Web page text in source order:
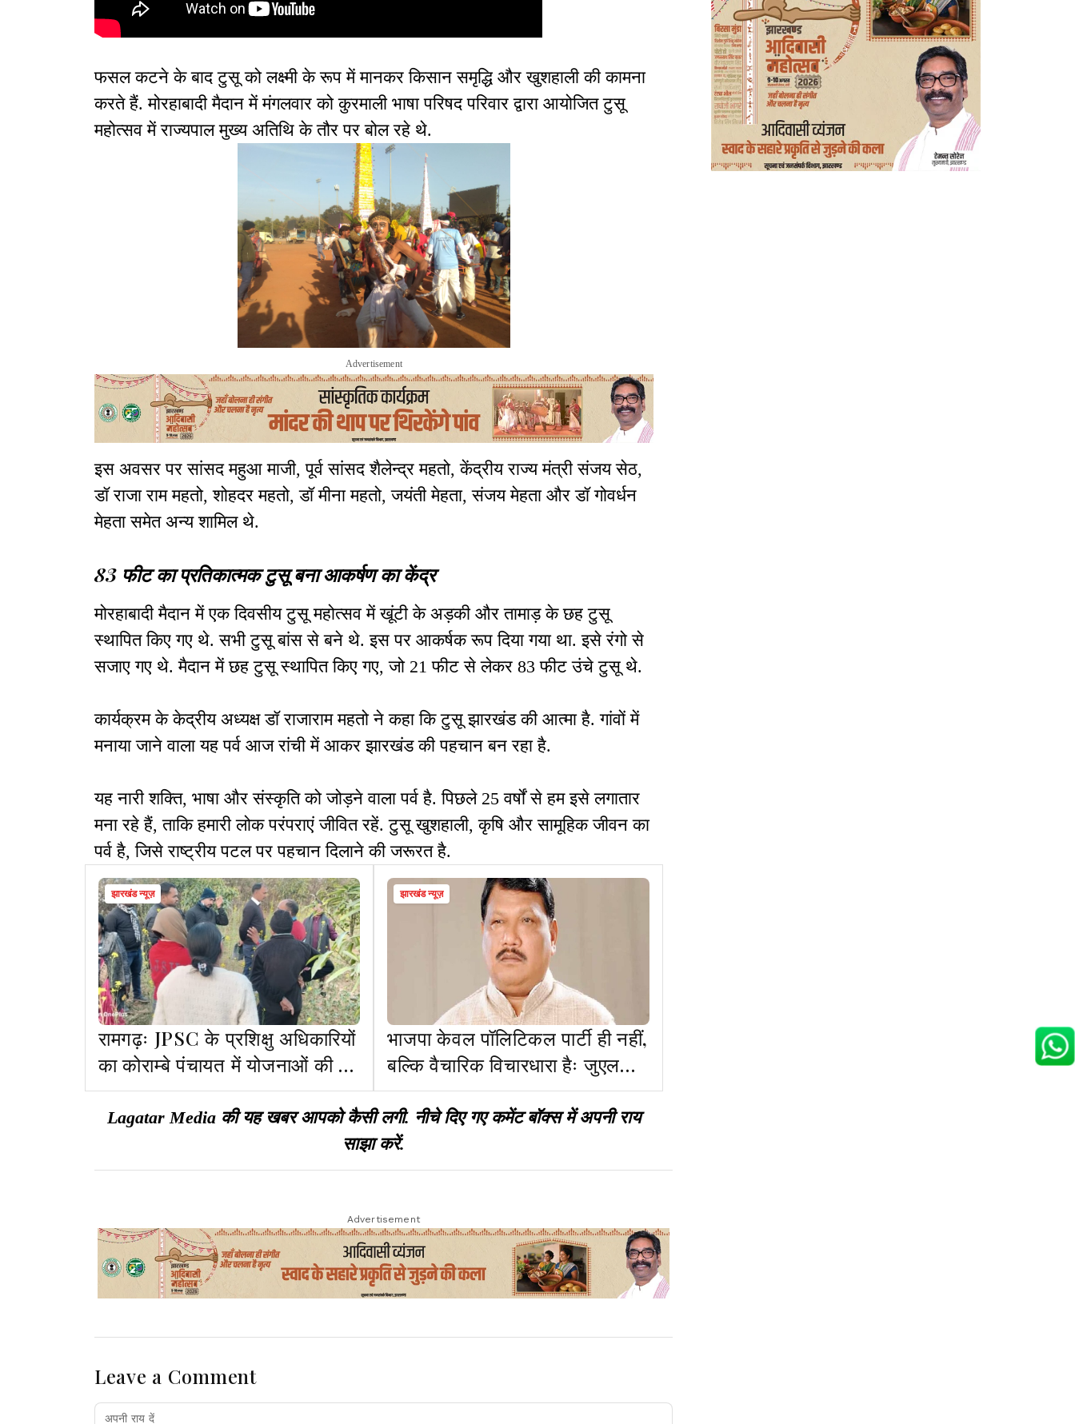
फसल कटने के बाद टुसू को लक्ष्मी के रूप में मानकर किसान समृद्धि और खुशहाली की कामना
करते हैं. मोरहाबादी मैदान में मंगलवार को कुरमाली भाषा परिषद परिवार द्वारा आयोजित टुसू
महोत्सव में राज्यपाल मुख्य अतिथि के तौर पर बोल रहे थे.
Advertisement
इस अवसर पर सांसद महुआ माजी, पूर्व सांसद शैलेन्द्र महतो, केंद्रीय राज्य मंत्री संजय सेठ,
डॉ राजा राम महतो, शोहदर महतो, डॉ मीना महतो, जयंती मेहता, संजय मेहता और डॉ गोवर्धन
मेहता समेत अन्य शामिल थे.
83 फीट का प्रतिकात्मक टुसू बना आकर्षण का केंद्र
मोरहाबादी मैदान में एक दिवसीय टुसू महोत्सव में खूंटी के अड़की और तामाड़ के छह टुसू
स्थापित किए गए थे. सभी टुसू बांस से बने थे. इस पर आकर्षक रूप दिया गया था. इसे रंगो से
सजाए गए थे. मैदान में छह टुसू स्थापित किए गए, जो 21 फीट से लेकर 83 फीट उंचे टुसू थे.
कार्यक्रम के केद्रीय अध्यक्ष डॉ राजाराम महतो ने कहा कि टुसू झारखंड की आत्मा है. गांवों में
मनाया जाने वाला यह पर्व आज रांची में आकर झारखंड की पहचान बन रहा है.
यह नारी शक्ति, भाषा और संस्कृति को जोड़ने वाला पर्व है. पिछले 25 वर्षों से हम इसे लगातार
मना रहे हैं, ताकि हमारी लोक परंपराएं जीवित रहें. टुसू खुशहाली, कृषि और सामूहिक जीवन का
पर्व है, जिसे राष्ट्रीय पटल पर पहचान दिलाने की जरूरत है.
झारखंड न्यूज़
रामगढ़ः JPSC के प्रशिक्षु अधिकारियों
का कोराम्बे पंचायत में योजनाओं की ली
जानकारी
झारखंड न्यूज़
भाजपा केवल पॉलिटिकल पार्टी ही नहीं,
बल्कि वैचारिक विचारधारा हैः जुएल
ओरांव
Lagatar Media की यह खबर आपको कैसी लगी. नीचे दिए गए कमेंट बॉक्स में अपनी राय
साझा करें.
Advertisement
Leave a Comment